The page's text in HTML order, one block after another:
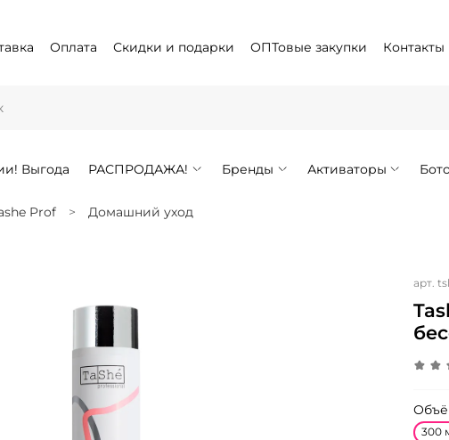
Оплата Скидки и подарки ОПТовые закупки Контакты
Выгода РАСПРОДАЖА! Бренды Активаторы
Prof Домашний уход
арт.
300